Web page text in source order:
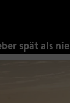
spät als nie